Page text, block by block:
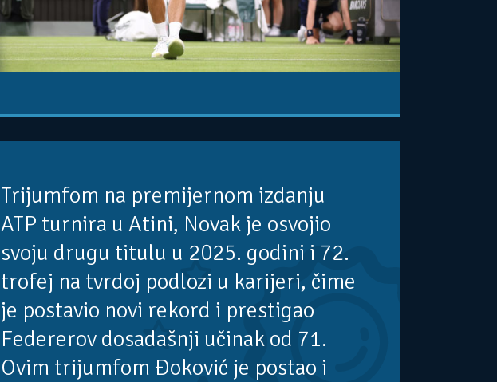
Trijumfom na premijernom izdanju
ATP turnira u Atini, Novak je osvojio
svoju drugu titulu u 2025. godini i 72.
trofej na tvrdoj podlozi u karijeri, čime
je postavio novi rekord i prestigao
Federerov dosadašnji učinak od 71.
Ovim trijumfom Đoković je postao i